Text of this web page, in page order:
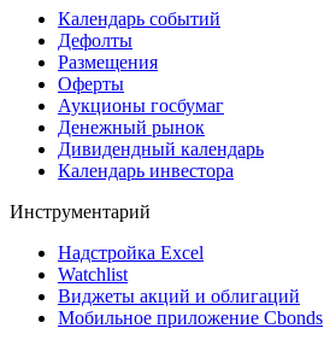
Календарь событий
Дефолты
Размещения
Оферты
Аукционы госбумаг
Денежный рынок
Дивидендный календарь
Календарь инвестора
Инструментарий
Надстройка Excel
Watchlist
Виджеты акций и облигаций
Мобильное приложение Cbonds